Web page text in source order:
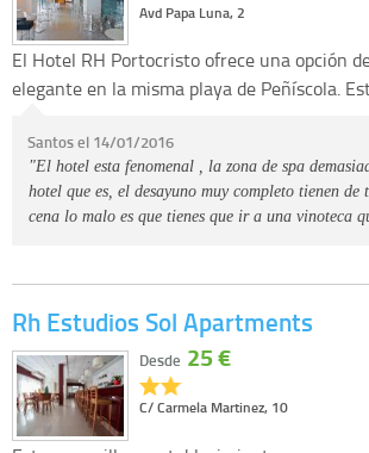
Avd Papa Luna, 2
El Hotel RH Portocristo ofrece una opción
elegante en la misma playa de Peñíscola.
Santos el 14/01/2016
"El hotel esta fenomenal , la zona de spa
hotel que es, el desayuno muy completo tienen
cena lo malo es que tienes que ir a una vinoteca
Rh Estudios Sol Apartments
C/ Carmela Martinez, 10
Desde 25 €